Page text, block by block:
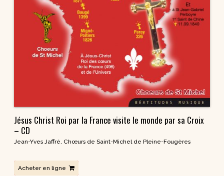
Jésus Christ Roi par la France visite le monde par sa Croix
– CD
Jean-Yves Jaffré, Chœurs de Saint-Michel de Pleine-Fougères
Acheter en ligne